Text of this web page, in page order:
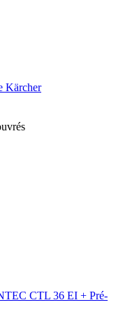
Kärcher
CTL 36 EI + Pré-